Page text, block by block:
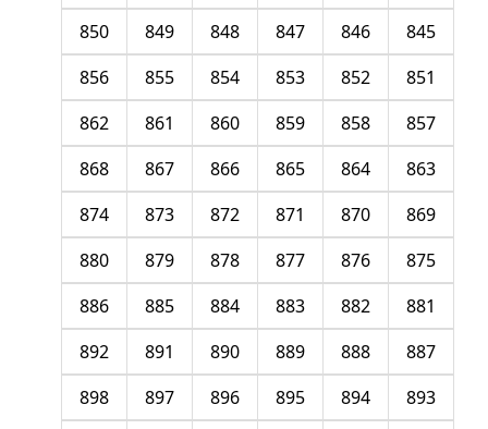
845
846
847
848
849
850
851
852
853
854
855
856
857
858
859
860
861
862
863
864
865
866
867
868
869
870
871
872
873
874
875
876
877
878
879
880
881
882
883
884
885
886
887
888
889
890
891
892
893
894
895
896
897
898